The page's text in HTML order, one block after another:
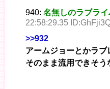
940: 名無しのラブラ
22:58:29.35
>>932
アームジョーとかラブ
そのまま流用できそう